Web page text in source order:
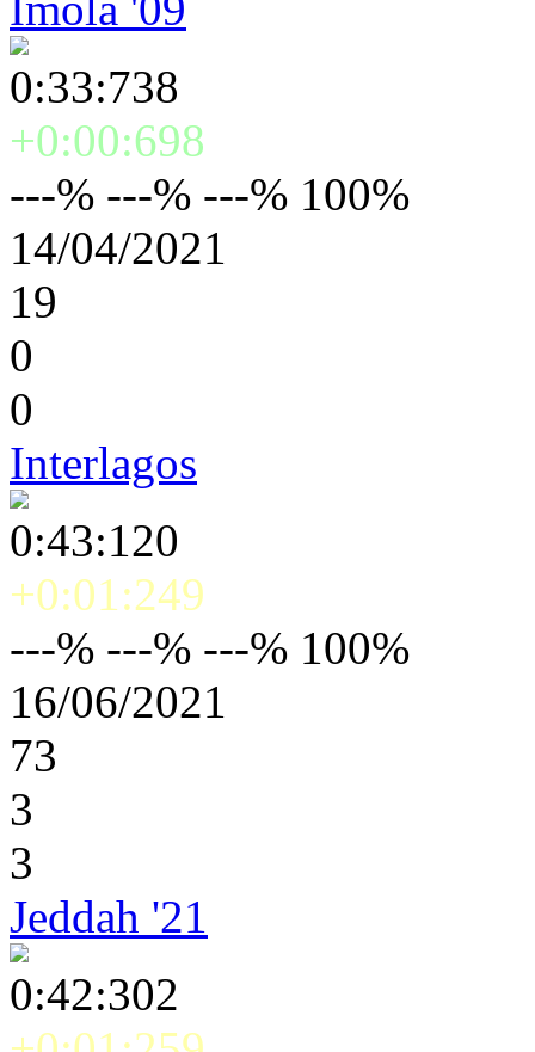
0:33:738
+0:00:698
---% ---% ---% 100%
14/04/2021
19
0
0
Interlagos
0:43:120
+0:01:249
---% ---% ---% 100%
16/06/2021
73
3
3
Jeddah '21
0:42:302